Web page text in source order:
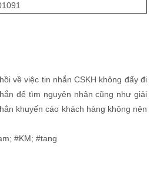
về việc tin nhắn CSKH không đẩy đi
để tìm nguyên nhân cũng như giải
khuyến cáo khách hàng không nên
#KM; #tang